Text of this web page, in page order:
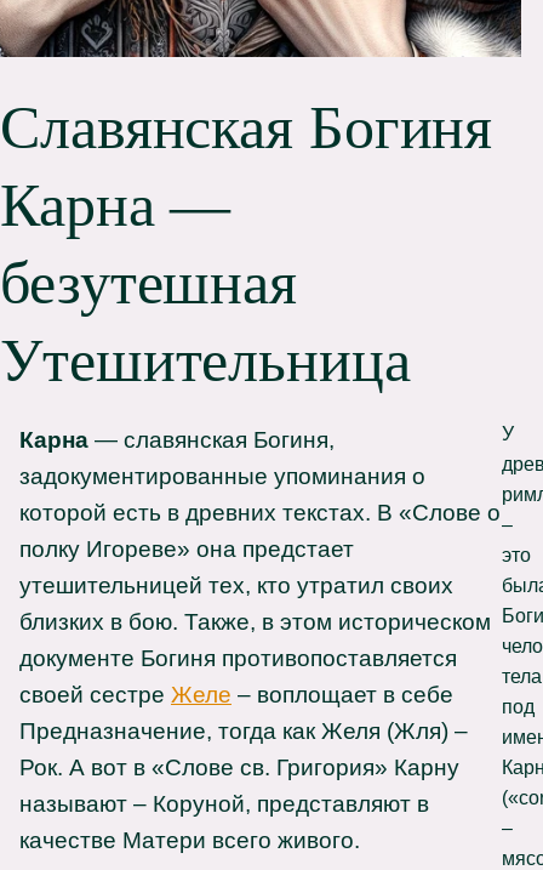
Славянская Богиня
Карна —
безутешная
Утешительница
Карна — славянская Богиня,
задокументированные упоминания о
которой есть в древних текстах. В «Слове о
полку Игореве» она предстает
утешительницей тех, кто утратил своих
близких в бою. Также, в этом историческом
документе Богиня противопоставляется
своей сестре Желе – воплощает в себе
Предназначение, тогда как Желя (Жля) –
Рок. А вот в «Слове св. Григория» Карну
называют – Коруной, представляют в
качестве Матери всего живого.
У
–
это
тела
под
–